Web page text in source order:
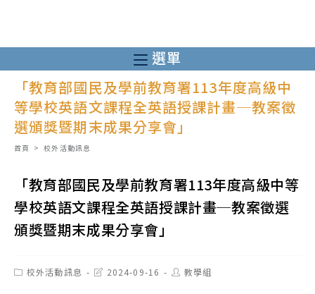
至
主
選單
「教育部國民及學前教育署113年度高級中
等學校英語文課程全英語授課計畫─教案徵
選頒獎暨期末成果分享會」
首頁 > 校外活動訊息
「教育部國民及學前教育署113年度高級中等
學校英語文課程全英語授課計畫─教案徵選
頒獎暨期末成果分享會」
Post校外活動訊息
Post2024-09-16
Post教學組